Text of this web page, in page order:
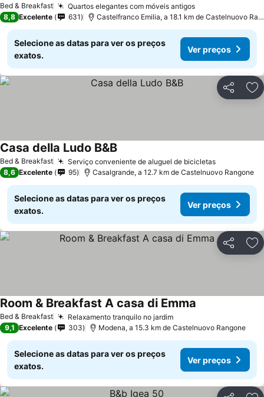
Bed & Breakfast Quartos elegantes com móveis antigosVer preços
8,8 Excelente 631 Castelfranco Emilia, a 18.1 km de Castelnuovo
Selecione as datas para ver os preços
exatos.
Ver preços
Partilhar
Bed & Breakfast Serviço conveniente de aluguel de bicicletasVer preços
Casa della Ludo B&BVer preços
8,6 Excelente 95 Casalgrande, a 12.7 km de Castelnuovo Rangone
Selecione as datas para ver os preços
exatos.
Ver preços
Partilhar
Bed & Breakfast Relaxamento tranquilo no jardimVer preços
Room & Breakfast A casa di Emma
9,1 Excelente 303 Modena, a 15.3 km de Castelnuovo Rangone
Selecione as datas para ver os preços
exatos.
Ver preços